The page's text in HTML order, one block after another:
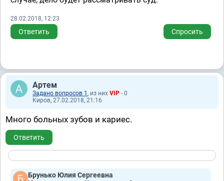
28.02.2018, 12:23
Ответить Спросить
Артем
Задано вопросов 1 , из них VIP - 0
Киров, 27.02.2018, 21:16
Много больных зубов и кариес.
Ответить
Брунько Юлия Сергеевна